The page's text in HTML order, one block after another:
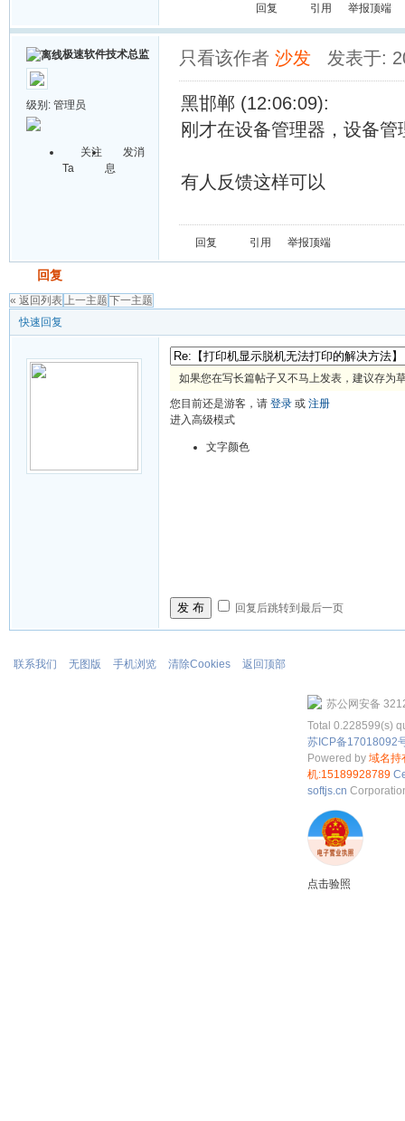
回复
引用 举报顶端
极速软件技术总监
级别: 管理员
关注
Ta
发消
息
只看该作者 沙发 发表于:
黑邯郸 (12:06:09):
刚才在设备管理器，设备
有人反馈这样可以
回复 引用 举报顶端
回复
« 返回列表上一主题 下一主题
快速回复
如果您在写长篇帖子又不马上发表，建议存为
您目前还是游客，请 登录 或 注册
进入高级模式
文字颜色
发 布 回复后跳转到最后一页
联系我们 无图版 手机浏览 清除Cookies 返回顶部
苏公网安备
Total 0.228599(s)
苏ICP备17018092
Powered by 域名
机:15189928789
softjs.cn
点击验照